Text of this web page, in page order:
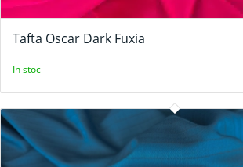
Tafta Oscar Dark Fuxia
In stoc